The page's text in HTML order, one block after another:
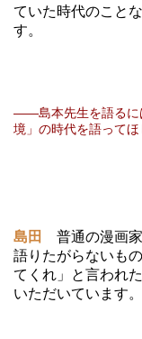
ていた時代のこと
す。
――島本先生を語るに
境」の時代を語ってほ
島田 普通の漫画
語りたがらないも
てくれ」と言われ
いただいています。